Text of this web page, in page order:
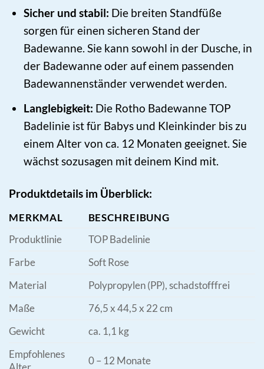
Sicher und stabil: Die breiten Standfüße
sorgen für einen sicheren Stand der
Badewanne. Sie kann sowohl in der Dusche, in
der Badewanne oder auf einem passenden
Badewannenständer verwendet werden.
Langlebigkeit: Die Rotho Badewanne TOP
Badelinie ist für Babys und Kleinkinder bis zu
einem Alter von ca. 12 Monaten geeignet. Sie
wächst sozusagen mit deinem Kind mit.
Produktdetails im Überblick:
MERKMAL
BESCHREIBUNG
Produktlinie
TOP Badelinie
Farbe
Soft Rose
Material
Polypropylen (PP), schadstofffrei
Maße
76,5 x 44,5 x 22 cm
Gewicht
ca. 1,1 kg
Empfohlenes
0 – 12 Monate